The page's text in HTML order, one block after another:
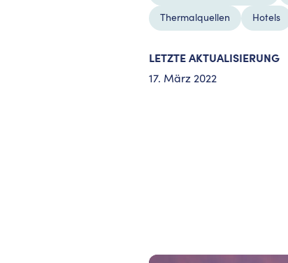
Thermalquellen
Hotels
LETZTE AKTUALISIERUNG
17. März 2022